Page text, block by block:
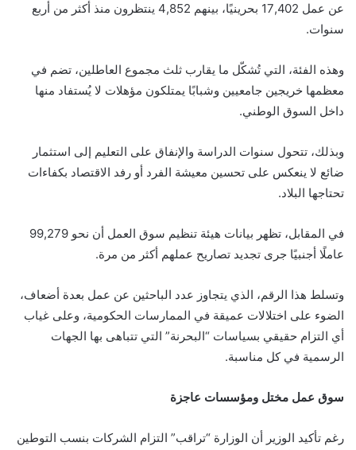
عن عمل 17,402 بحرينيًا، بينهم 4,852 ينتظرون منذ أكثر من أربع
سنوات.
وهذه الفئة، التي تُشكّل ما يقارب ثلث مجموع العاطلين، تضم في
معظمها خريجين جامعيين وشبابًا يمتلكون مؤهلات لا يُستفاد منها
داخل السوق الوطني.
وبذلك، تتحول سنوات الدراسة والإنفاق على التعليم إلى استثمار
ضائع لا ينعكس على تحسين معيشة الفرد أو رفد الاقتصاد بكفاءات
تحتاجها البلاد.
في المقابل، تظهر بيانات هيئة تنظيم سوق العمل أن نحو 99,279
عاملًا أجنبيًا جرى تجديد تصاريح عملهم أكثر من مرة.
وتسلط هذا الرقم، الذي يتجاوز عدد الباحثين عن عمل بعدة أضعاف،
الضوء على اختلالات عميقة في الممارسات الحكومية، وعلى غياب
أي التزام حقيقي بسياسات “البحرنة” التي تتباهى بها الجهات
الرسمية في كل مناسبة.
سوق عمل مختل ومؤسسات عاجزة
رغم تأكيد الوزير أن الوزارة “تراقب” التزام الشركات بنسب التوطين